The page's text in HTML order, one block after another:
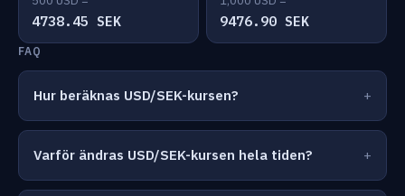
4738.45 SEK 9476.90 SEK
FAQ
Hur beräknas USD/SEK-kursen?
Varför ändras USD/SEK-kursen hela tiden?